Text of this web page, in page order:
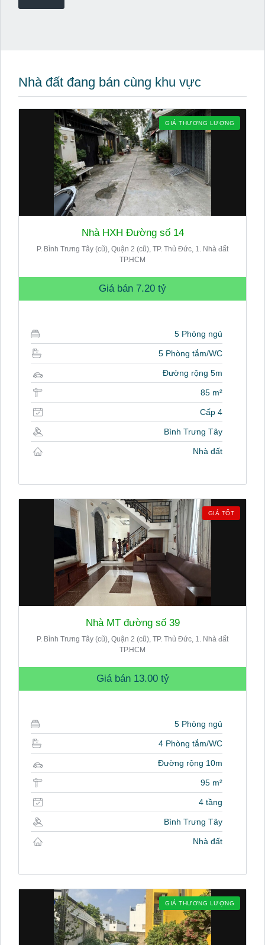
Nhà đất đang bán cùng khu vực
GIÁ THƯƠNG LƯỢNG
Nhà HXH Đường số 14
P. Bình Trưng Tây (cũ), Quận 2 (cũ), TP. Thủ Đức, 1. Nhà đất
TP.HCM
Giá bán 7.20 tỷ
5 Phòng ngủ
5 Phòng tắm/WC
Đường rộng 5m
85 m²
Cấp 4
Bình Trưng Tây
Nhà đất
GIÁ TỐT
Nhà MT đường số 39
P. Bình Trưng Tây (cũ), Quận 2 (cũ), TP. Thủ Đức, 1. Nhà đất
TP.HCM
Giá bán 13.00 tỷ
5 Phòng ngủ
4 Phòng tắm/WC
Đường rộng 10m
95 m²
4 tầng
Bình Trưng Tây
Nhà đất
GIÁ THƯƠNG LƯỢNG